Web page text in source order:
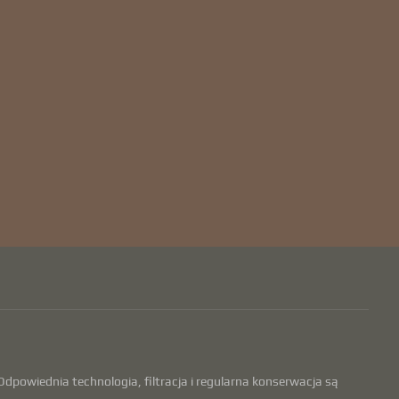
technologia, filtracja i regularna konserwacja są